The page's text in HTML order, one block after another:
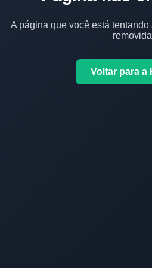
A página que você está
Voltar para a